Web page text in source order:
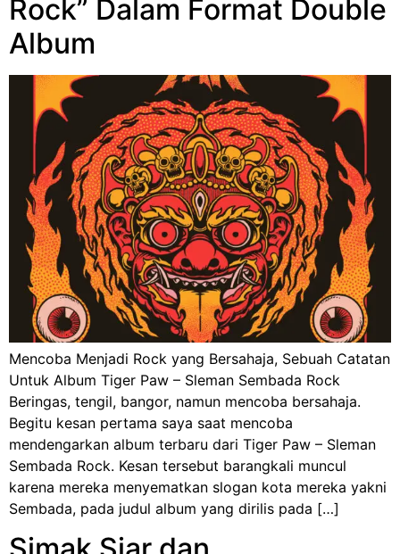
Rock” Dalam Format Double
Album
Mencoba Menjadi Rock yang Bersahaja, Sebuah Catatan
Untuk Album Tiger Paw – Sleman Sembada Rock
Beringas, tengil, bangor, namun mencoba bersahaja.
Begitu kesan pertama saya saat mencoba
mendengarkan album terbaru dari Tiger Paw – Sleman
Sembada Rock. Kesan tersebut barangkali muncul
karena mereka menyematkan slogan kota mereka yakni
Sembada, pada judul album yang dirilis pada […]